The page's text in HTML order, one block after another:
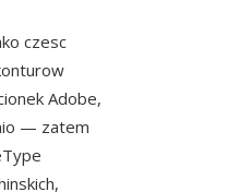
czesc
Adobe,
— zatem